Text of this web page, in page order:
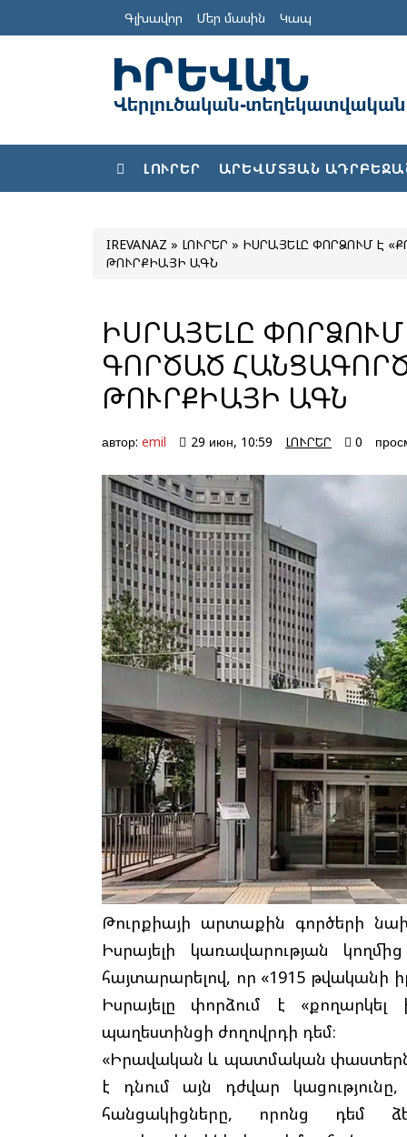
Գլխավոր Մեր մասին Կապ
ԼՈՒՐԵՐ ԱՐԵՎՄՏՅԱՆ
IREVANAZ » ԼՈՒՐԵՐ » ԻՍՐԱՅԵԼԸ ՓՈՐՁՈՒՄ Է
ԹՈՒՐՔԻԱՅԻ ԱԳՆ
ԻՍՐԱՅԵԼԸ
ԳՈՐԾԱԾ
ԹՈՒՐՔԻԱՅԻ ԱԳՆ
автор: emil 29 июн, 10:59 ԼՈՒՐԵՐ 0
Թուրքիայի արտաքին գործերի
Իսրայելի կառավարության
հայտարարելով, որ «1915 թվականի
Իսրայելը փորձում է «քողարկել
պաղեստինցի ժողովրդի դեմ։
«Իրավական և պատմական փաստերն
է դնում այն դժվար
հանցակիցները, որոնց դեմ